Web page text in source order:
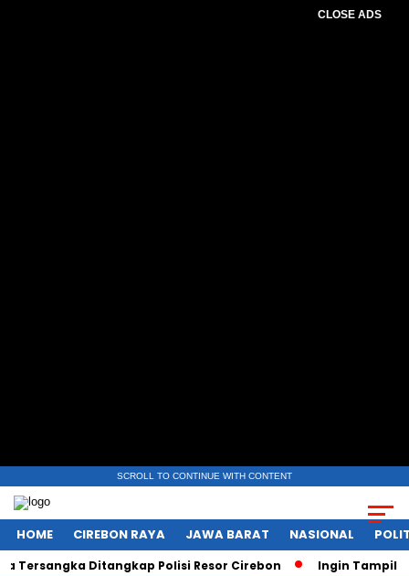
CLOSE ADS
SCROLL TO CONTINUE WITH CONTENT
HOME CIREBON RAYA JAWA BARAT NASIONAL
Ditangkap Polisi Resor Cirebon Ingin Tampil di